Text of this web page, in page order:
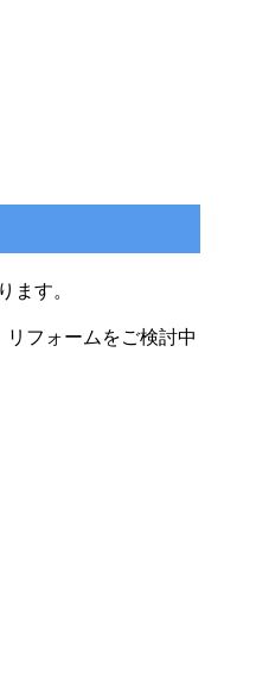
ます。
フォームをご検討中